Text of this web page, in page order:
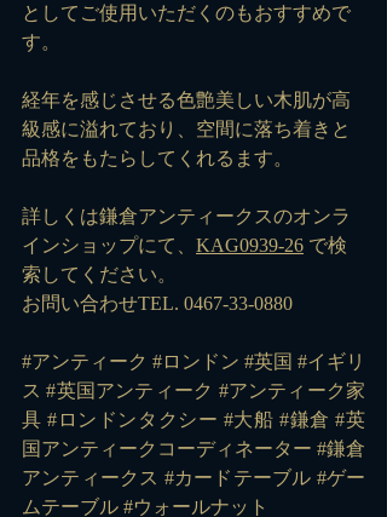
としてご使用いただくのもおすすめで
す。
経年を感じさせる色艶美しい木肌が高
級感に溢れており、空間に落ち着きと
品格をもたらしてくれるます。
詳しくは鎌倉アンティークスのオンラ
インショップにて、 KAG0939-26 で検
索してください。
お問い合わせTEL. 0467-33-0880
#アンティーク #ロンドン #英国 #イギリ
ス #英国アンティーク #アンティーク家
具 #ロンドンタクシー #大船 #鎌倉 #英
国アンティークコーディネーター #鎌倉
アンティークス #カードテーブル #ゲー
ムテーブル #ウォールナット